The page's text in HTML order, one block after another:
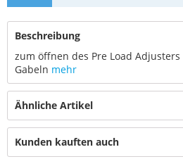
Beschreibung
zum öffnen des Pre Load
Gabeln mehr
Ähnliche Artikel
Kunden kauften auch